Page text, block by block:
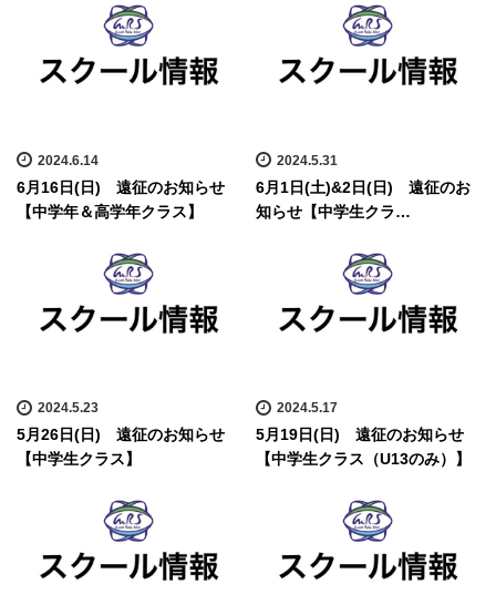
2024.6.14
6月16日(日) 遠征のお知らせ
【中学年＆高学年クラス】
2024.5.31
6月1日(土)&2日(日) 遠征のお
知らせ【中学生クラ…
2024.5.23
5月26日(日) 遠征のお知らせ
【中学生クラス】
2024.5.17
5月19日(日) 遠征のお知らせ
【中学生クラス（U13のみ）】